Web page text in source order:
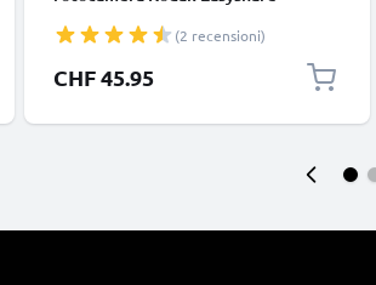
P850 P880 Affidabile ricambio da
1400mAh, marca CELLONIC +
Caricabatteria
(2 recensioni)
CHF 45.95